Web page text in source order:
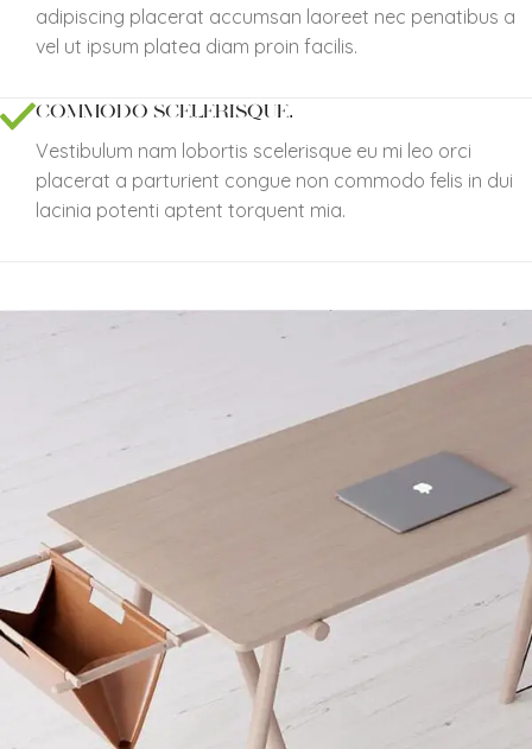
adipiscing placerat accumsan laoreet nec penatibus a
vel ut ipsum platea diam proin facilis.
COMMODO SCELERISQUE.
Vestibulum nam lobortis scelerisque eu mi leo orci
placerat a parturient congue non commodo felis in dui
lacinia potenti aptent torquent mia.